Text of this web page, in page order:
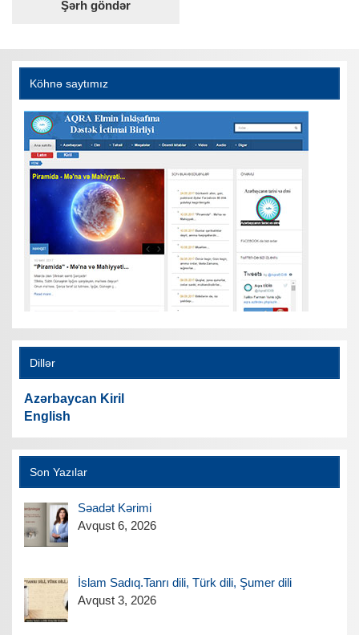
Köhnə saytımız
Dillər
Azərbaycan Kiril
English
Son Yazılar
Səadət Kərimi
Avqust 6, 2026
İslam Sadıq.Tanrı dili, Türk dili, Şumer dili
Avqust 3, 2026